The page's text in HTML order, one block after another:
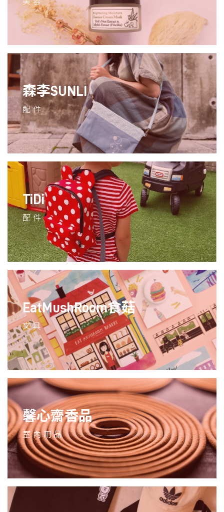
森李SUNLI
配件
TiDi
配件
EatMushRoom食菇
文具
馨心齋香品
室內用品